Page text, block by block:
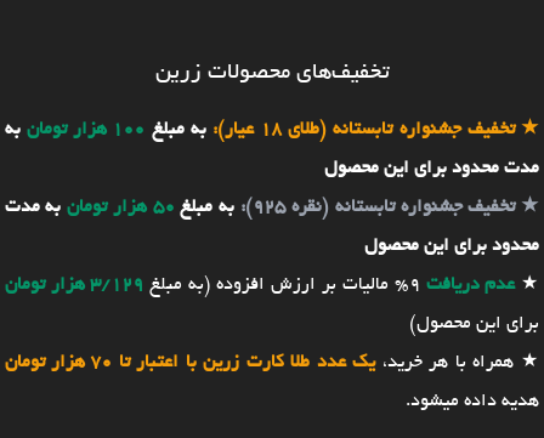
تخفیف‌های محصولات زرین
★تخفیف جشنواره تابستانه (طلای 18 عیار): به مبلغ 100 هزار تومان
به
مدت محدود برای این محصول
★تخفیف جشنواره تابستانه (نقره 925): به مبلغ 50 هزار تومان
به مدت
محدود برای این محصول
★عدم دریافت 9% مالیات بر ارزش افزوده (به مبلغ
3/129 هزار تومان
برای این محصول)
★ همراه با هر خرید،یک عدد طلا کارت زرین با اعتبار تا 70 هزار تومان
هدیه داده میشود.